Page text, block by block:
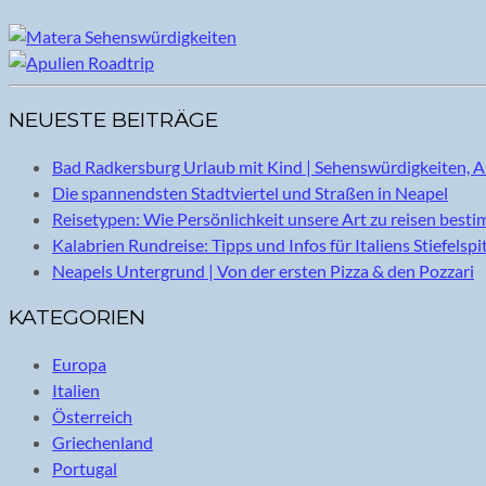
NEUESTE BEITRÄGE
Bad Radkersburg Urlaub mit Kind | Sehenswürdigkeiten,
Die spannendsten Stadtviertel und Straßen in Neapel
Reisetypen: Wie Persönlichkeit unsere Art zu reisen
Kalabrien Rundreise: Tipps und Infos für Italiens
Neapels Untergrund | Von der ersten Pizza & den Pozzari
KATEGORIEN
Europa
Italien
Österreich
Griechenland
Portugal